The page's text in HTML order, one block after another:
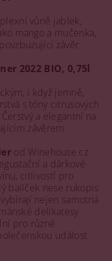
vůně jablek,
mango a mučenka,
závěr.
2022 BIO, 0,75l
i když jemně,
s tóny citrusových
a elegantní na
závěrem.
od Winehouse.cz
a dárkové
citlivostí pro
balíček nese rukopis
nejen samotná
delikatesy
pro různé
událost